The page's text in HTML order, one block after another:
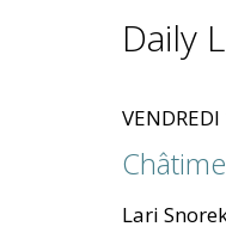
Daily
Lari